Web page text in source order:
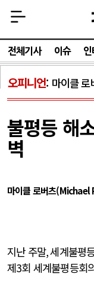
전체기사 이슈 인
오피니언 마이클
불평등 해
벽
마이클 로버츠
지난 주말,세계불평
제3회 세계불평등회